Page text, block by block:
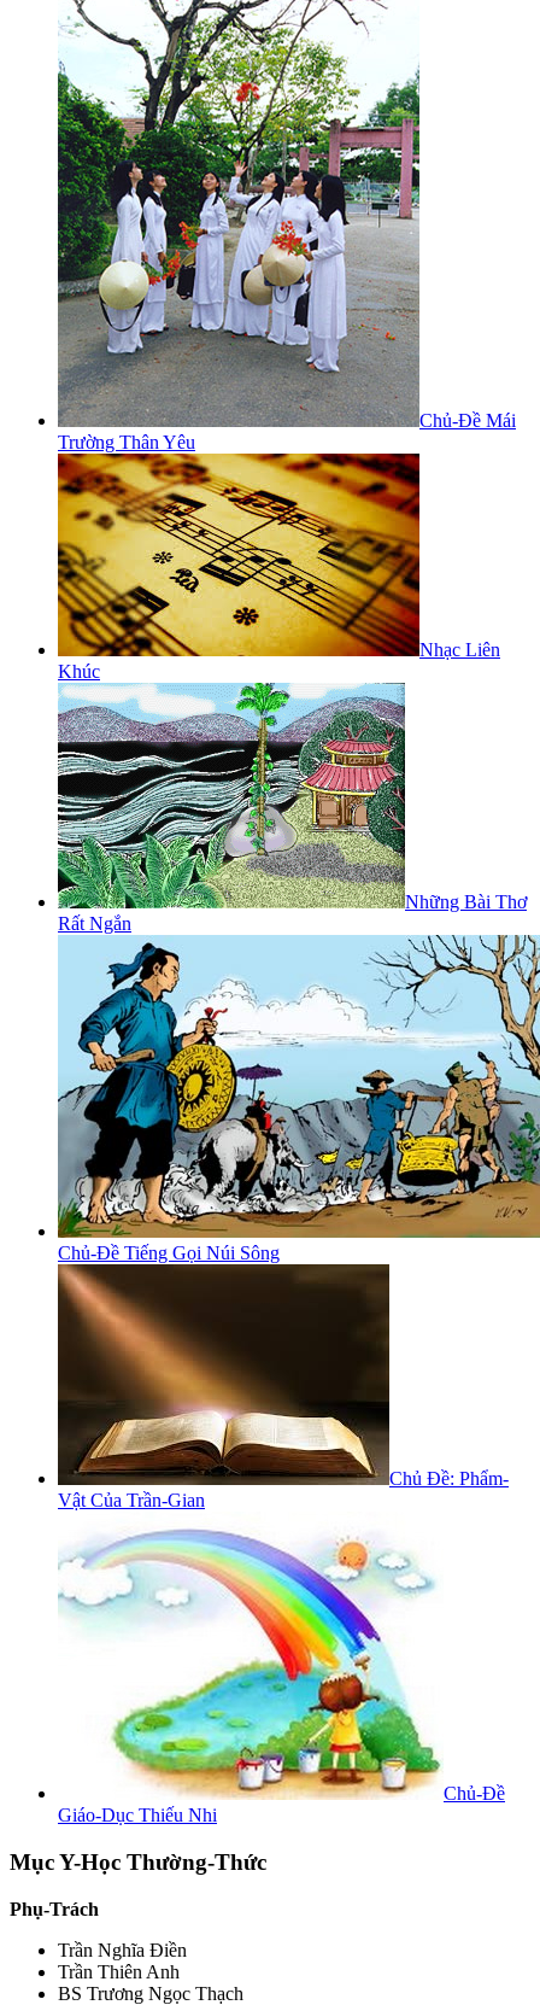
Chủ-Đề Mái
Trường Thân Yêu
Nhạc Liên
Khúc
Những Bài Thơ
Rất Ngắn
Chủ-Đề Tiếng Gọi Núi Sông
Chủ Đề: Phẩm-
Vật Của Trần-Gian
Chủ-Đề
Giáo-Dục Thiếu Nhi
Mục Y-Học Thường-Thức
Phụ-Trách
Trần Nghĩa Điền
Trần Thiên Anh
BS Trương Ngọc Thạch